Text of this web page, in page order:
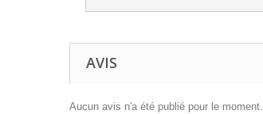
AVIS
Aucun avis n'a été publié pour le moment.